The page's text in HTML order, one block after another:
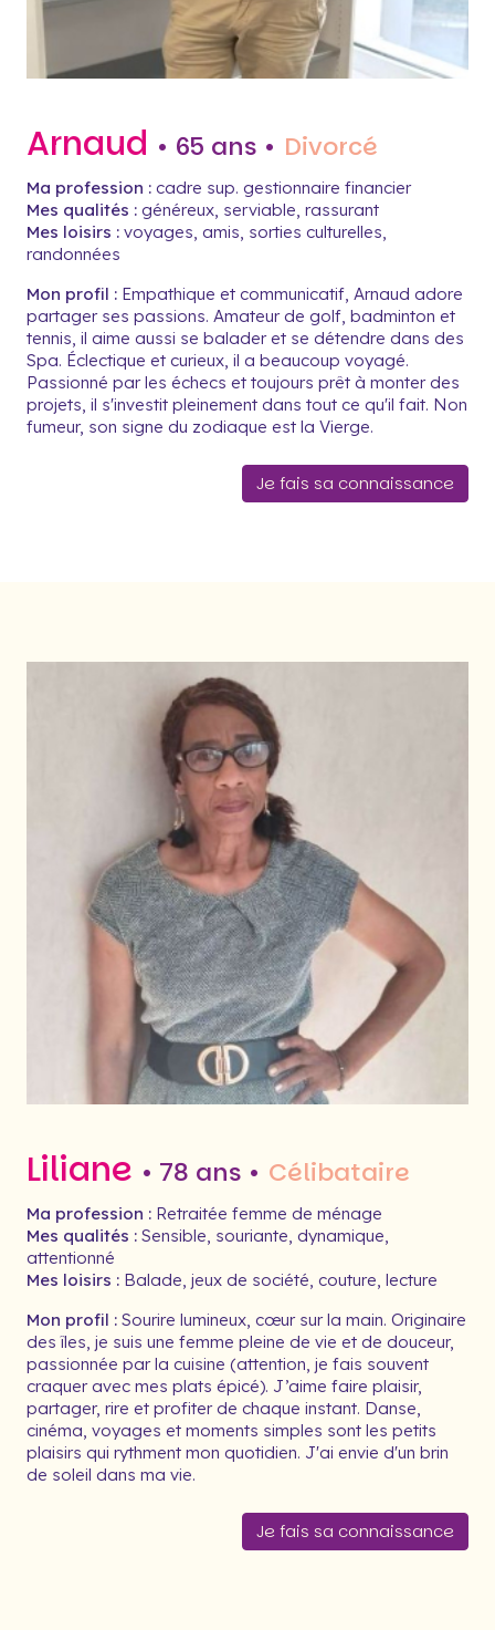
Arnaud • 65 ans • Divorcé
Ma profession : cadre sup. gestionnaire financier
Mes qualités : généreux, serviable, rassurant
Mes loisirs : voyages, amis, sorties culturelles,
randonnées
Mon profil : Empathique et communicatif, Arnaud adore
partager ses passions. Amateur de golf, badminton et
tennis, il aime aussi se balader et se détendre dans des
Spa. Éclectique et curieux, il a beaucoup voyagé.
Passionné par les échecs et toujours prêt à monter des
projets, il s'investit pleinement dans tout ce qu'il fait. Non
fumeur, son signe du zodiaque est la Vierge.
Je fais sa connaissance
Liliane • 78 ans • Célibataire
Ma profession : Retraitée femme de ménage
Mes qualités : Sensible, souriante, dynamique,
attentionné
Mes loisirs : Balade, jeux de société, couture, lecture
Mon profil : Sourire lumineux, cœur sur la main. Originaire
des îles, je suis une femme pleine de vie et de douceur,
passionnée par la cuisine (attention, je fais souvent
craquer avec mes plats épicé). J’aime faire plaisir,
partager, rire et profiter de chaque instant. Danse,
cinéma, voyages et moments simples sont les petits
plaisirs qui rythment mon quotidien. J'ai envie d'un brin
de soleil dans ma vie.
Je fais sa connaissance